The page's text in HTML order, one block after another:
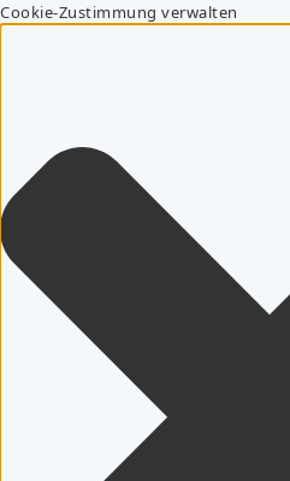
Cookie-Zustimmung verwalten